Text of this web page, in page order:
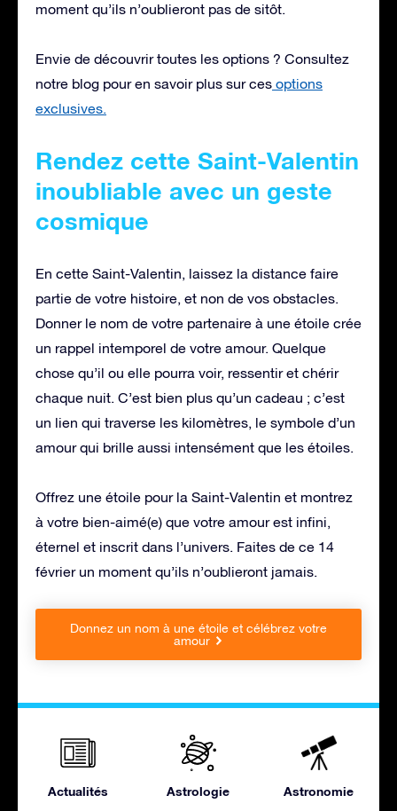
moment qu’ils n’oublieront pas de sitôt.
Envie de découvrir toutes les options ? Consultez
notre blog pour en savoir plus sur ces options
exclusives.
Rendez cette Saint-Valentin
inoubliable avec un geste
cosmique
En cette Saint-Valentin, laissez la distance faire
partie de votre histoire, et non de vos obstacles.
Donner le nom de votre partenaire à une étoile crée
un rappel intemporel de votre amour. Quelque
chose qu’il ou elle pourra voir, ressentir et chérir
chaque nuit. C’est bien plus qu’un cadeau ; c’est
un lien qui traverse les kilomètres, le symbole d’un
amour qui brille aussi intensément que les étoiles.
Offrez une étoile pour la Saint-Valentin et montrez
à votre bien-aimé(e) que votre amour est infini,
éternel et inscrit dans l’univers. Faites de ce 14
février un moment qu’ils n’oublieront jamais.
Donnez un nom à une étoile et célébrez votre
amour
Actualités Astrologie Astronomie